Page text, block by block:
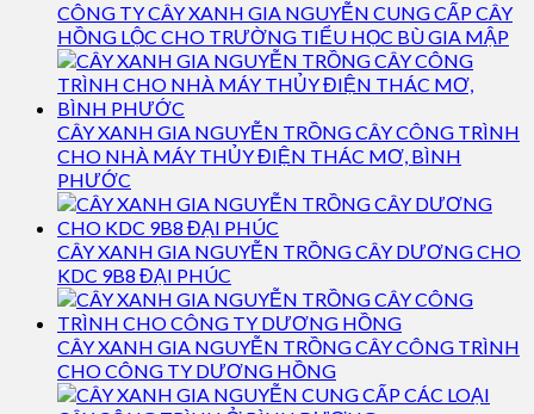
CÔNG TY CÂY XANH GIA NGUYỄN CUNG CẤP CÂY
HỒNG LỘC CHO TRƯỜNG TIỂU HỌC BÙ GIA MẬP
CÂY XANH GIA NGUYỄN TRỒNG CÂY CÔNG TRÌNH
CHO NHÀ MÁY THỦY ĐIỆN THÁC MƠ, BÌNH
PHƯỚC
CÂY XANH GIA NGUYỄN TRỒNG CÂY DƯƠNG CHO
KDC 9B8 ĐẠI PHÚC
CÂY XANH GIA NGUYỄN TRỒNG CÂY CÔNG TRÌNH
CHO CÔNG TY DƯƠNG HỒNG